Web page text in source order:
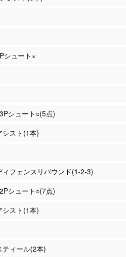
シュート×
シュート○(5点)
スト(1本)
ィフェンスリバウンド(1-2-3)
シュート○(7点)
スト(1本)
ィール(2本)